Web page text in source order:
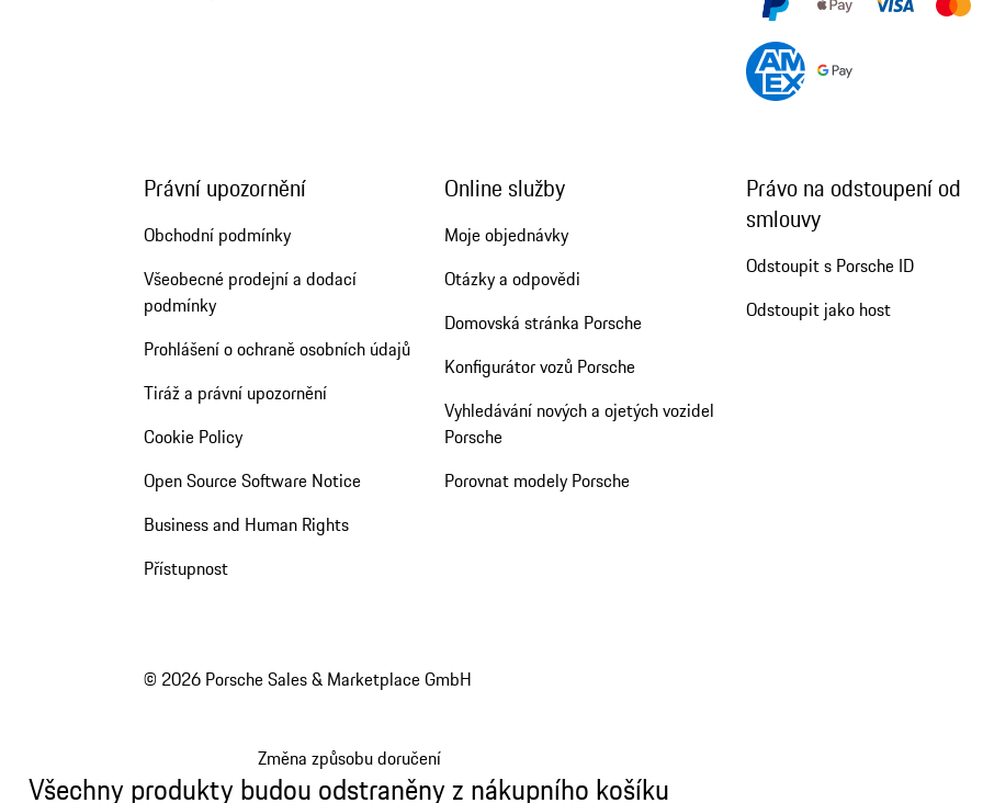
Právní upozornění
Obchodní podmínky
Všeobecné prodejní a dodací
podmínky
Prohlášení o ochraně osobních údajů
Tiráž a právní upozornění
Cookie Policy
Open Source Software Notice
Business and Human Rights
Přístupnost
Online služby
Moje objednávky
Otázky a odpovědi
Domovská stránka Porsche
Konfigurátor vozů Porsche
Vyhledávání nových a ojetých vozidel
Porsche
Porovnat modely Porsche
Právo na odstoupení od
smlouvy
Odstoupit s Porsche ID
Odstoupit jako host
© 2026 Porsche Sales & Marketplace GmbH
Změna způsobu doručení
Všechny produkty budou odstraněny z nákupního košíku